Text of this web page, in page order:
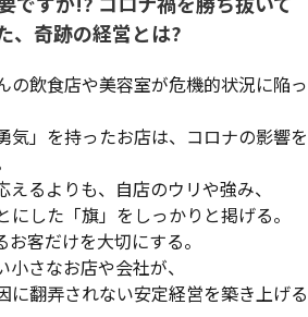
、奇跡の経営とは?
の飲食店や美容室が危機的状況に陥っ
気」を持ったお店は、コロナの影響を
るよりも、自店のウリや強み、
にした「旗」をしっかりと掲げる。
客だけを大切にする。
さなお店や会社が、
に翻弄されない安定経営を築き上げる